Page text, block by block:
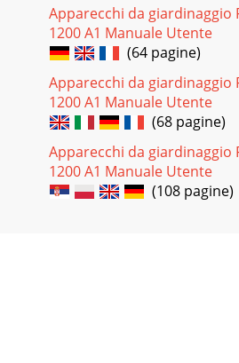
4FR BESommaireIntroduction
...4Description générale ...5Volum
Pagina 35 - DE AT CH
40DE AT
den Drehknopf wieder fest.Höhe

Pagina 36
Apparecchi da giardinaggio
1200 A1 Manuale Utente
(64 pagine)
Apparecchi da giardinaggio
1200 A1 Manuale Utente
(68 pagine)
Apparecchi da giardinaggio
1200 A1 Manuale Utente
(108 pagine)